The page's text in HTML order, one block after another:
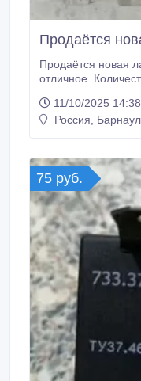
Продаётся
Продаётся новая
отличное.
Возможно доставка..
11/10/2025 14:38
Россия, Барнаул
75 руб.